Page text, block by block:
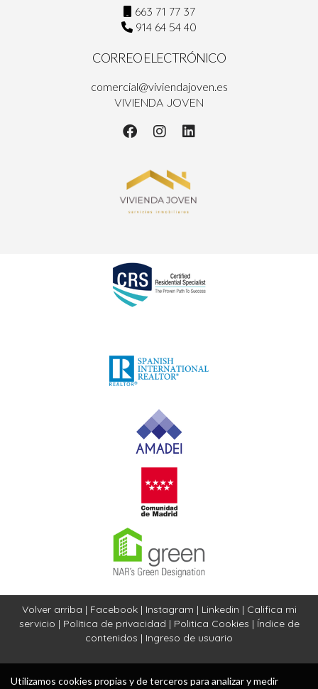
663 71 77 37
914 64 54 40
CORREO ELECTRÓNICO
comercial@viviendajoven.es
VIVIENDA JOVEN
Volver arriba | Facebook| Instagram | Linkedin | Califica mi
servicio | Política de privacidad | Politica Cookies | Índice de
contenidos | Ingreso de usuario
Utilizamos cookies propias y de terceros para analizar y medir